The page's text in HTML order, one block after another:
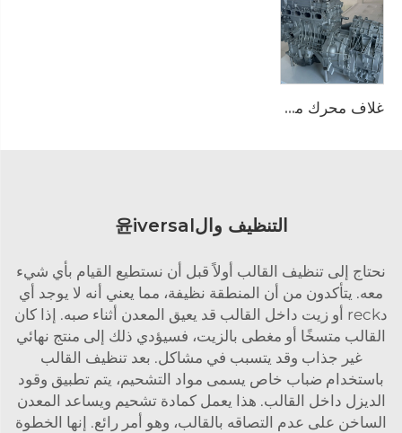
غلاف محرك مجمع من السبائك الألومنيوم ذو الجودة العالية OEM مناسب للموردين الكبار للمشتريات
التنظيف وال윤iversal
نحتاج إلى تنظيف القالب أولاً قبل أن نستطيع القيام بأي شيء
معه. يتأكدون من أن المنطقة نظيفة، مما يعني أنه لا يوجد أي
دreck أو زيت داخل القالب قد يعيق المعدن أثناء صبه. إذا كان
القالب متسخًا أو مغطى بالزيت، فسيؤدي ذلك إلى منتج نهائي
غير جذاب وقد يتسبب في مشاكل. بعد تنظيف القالب
باستخدام ضباب خاص يسمى مواد التشحيم، يتم تطبيق وقود
الديزل داخل القالب. هذا يعمل كمادة تشحيم ويساعد المعدن
الساخن على عدم التصاقه بالقالب، وهو أمر رائع. إنها الخطوة